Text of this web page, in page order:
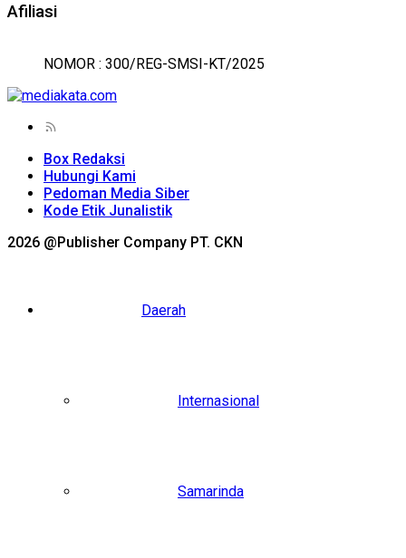
Afiliasi
NOMOR : 300/REG-SMSI-KT/2025
Box Redaksi
Hubungi Kami
Pedoman Media Siber
Kode Etik Junalistik
2026 @Publisher Company PT. CKN
Daerah
Internasional
Samarinda